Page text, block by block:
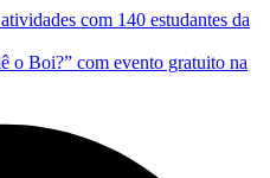
com 140 estudantes da
o Boi?” com evento gratuito na